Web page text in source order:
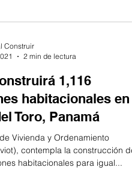
Construir
2 min de lectura
1,116
habitacionales en
Toro, Panamá
Vivienda y Ordenamiento
contempla la construcción de
habitacionales para igual...